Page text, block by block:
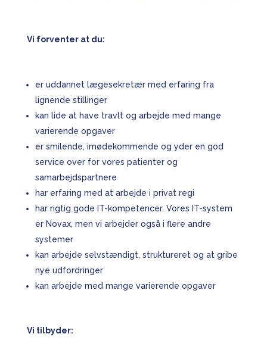
Vi forventer at du:
er uddannet lægesekretær med erfaring fra
lignende stillinger
kan lide at have travlt og arbejde med mange
varierende opgaver
er smilende, imødekommende og yder en god
service over for vores patienter og
samarbejdspartnere
har erfaring med at arbejde i privat regi
har rigtig gode IT-kompetencer. Vores IT-system
er Novax, men vi arbejder også i flere andre
systemer
kan arbejde selvstændigt, struktureret og at gribe
nye udfordringer
kan arbejde med mange varierende opgaver
Vi tilbyder: